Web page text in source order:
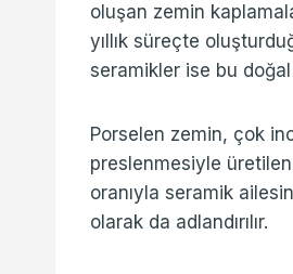
oluşan zemin
yıllık süreçte
seramikler ise bu
Porselen zemin, çok
preslenmesiyle
oranıyla seramik
olarak da adlandırılır.